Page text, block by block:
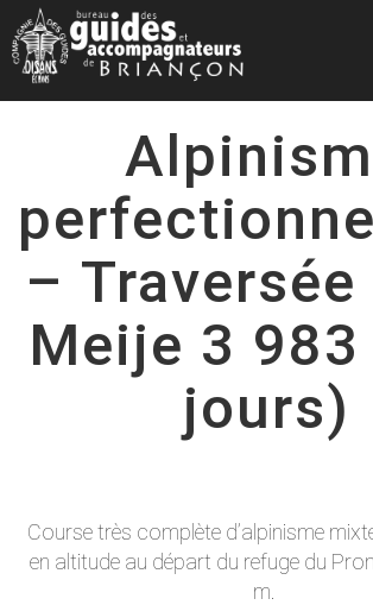
– Traversée
Meije 3
jours)
Course très complète d’alpinisme
en altitude au départ du refuge du
m.